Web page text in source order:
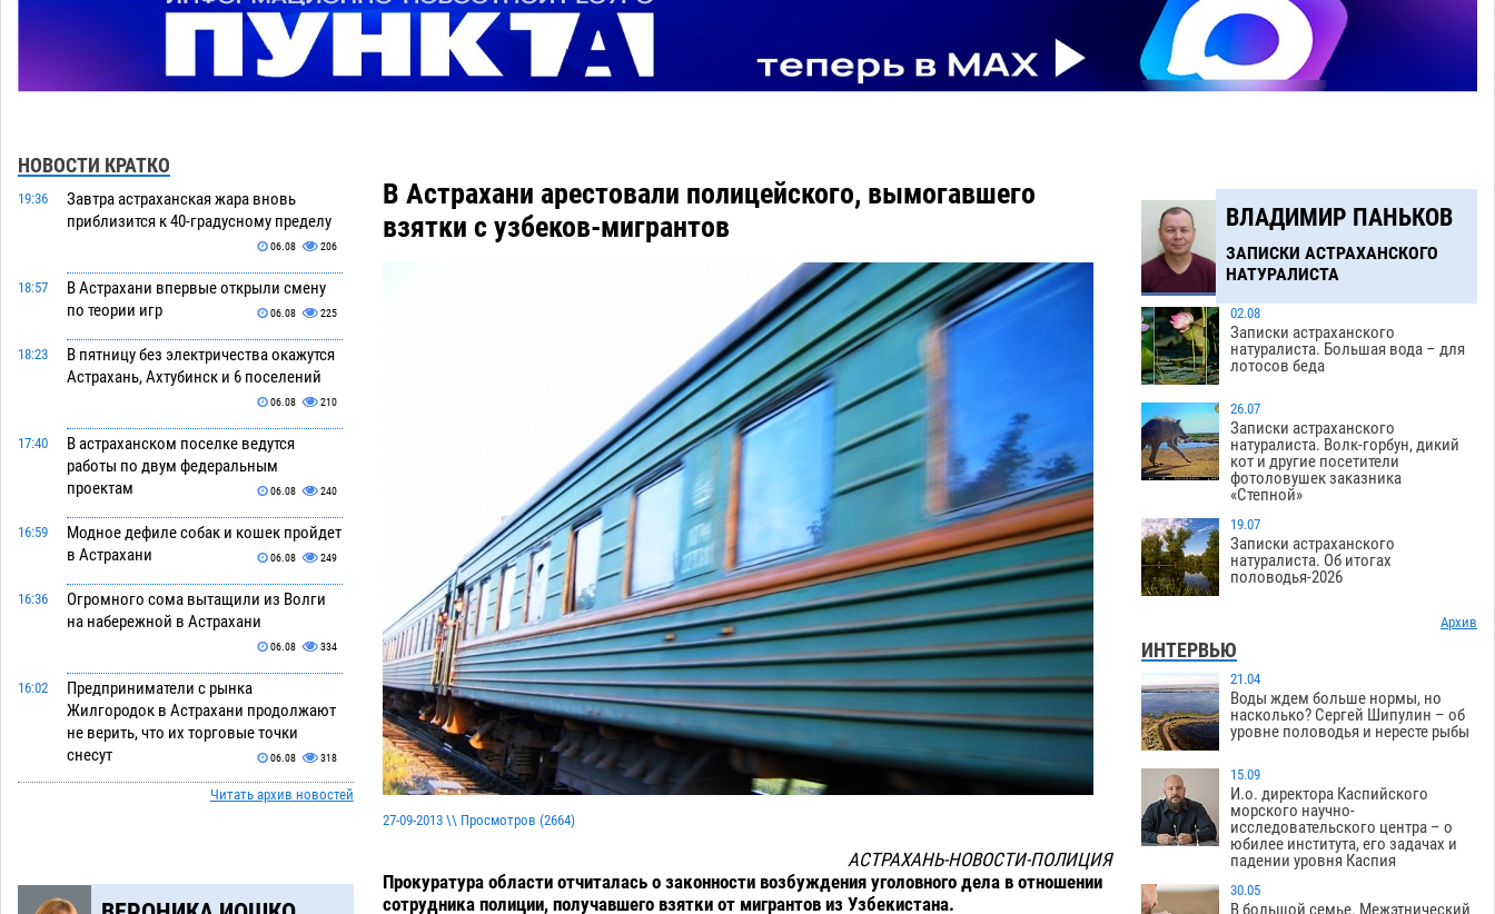
НОВОСТИ КРАТКО
19:36
Завтра астраханская жара вновь
приблизится к 40-градусному пределу
06.08 206
18:57
В Астрахани впервые открыли смену
по теории игр
06.08 225
18:23
В пятницу без электричества окажутся
Астрахань, Ахтубинск и 6 поселений
06.08 210
17:40
В астраханском поселке ведутся
работы по двум федеральным
проектам
06.08 240
16:59
Модное дефиле собак и кошек пройдет
в Астрахани
06.08 249
16:36
Огромного сома вытащили из Волги
на набережной в Астрахани
06.08 334
16:02
Предприниматели с рынка
Жилгородок в Астрахани продолжают
не верить, что их торговые точки
снесут
06.08 318
Ящерицу из астраханской пустыни
14:35
Буддийские святыни из Астрахани
Читать архив новостей
В Астрахани арестовали полицейского, вымогавшего
взятки с узбеков-мигрантов
27-09-2013 \\ Просмотров (2664)
АСТРАХАНЬ-НОВОСТИ-ПОЛИЦИЯ
Прокуратура области отчиталась о законности возбуждения уголовного дела в отношении
сотрудника полиции, получавшего взятки от мигрантов из Узбекистана.
ВЛАДИМИР ПАНЬКОВ
ЗАПИСКИ АСТРАХАНСКОГО
НАТУРАЛИСТА
02.08
Записки астраханского
натуралиста. Большая вода – для
лотосов беда
26.07
Записки астраханского
натуралиста. Волк-горбун, дикий
кот и другие посетители
фотоловушек заказника
«Степной»
19.07
Записки астраханского
натуралиста. Об итогах
половодья-2026
Архив
ИНТЕРВЬЮ
21.04
Воды ждем больше нормы, но
насколько? Сергей Шипулин – об
уровне половодья и нересте рыбы
15.09
И.о. директора Каспийского
морского научно-
исследовательского центра – о
юбилее института, его задачах и
падении уровня Каспия
30.05
В большой семье. Межэтнический